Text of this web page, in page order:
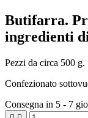
Butifarra.
ingredienti
Pezzi da circa 500 g.
Confezionato
Consegna in 5 - 7